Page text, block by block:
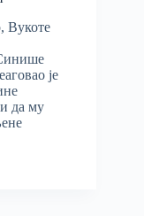
Вукоте
је
да му